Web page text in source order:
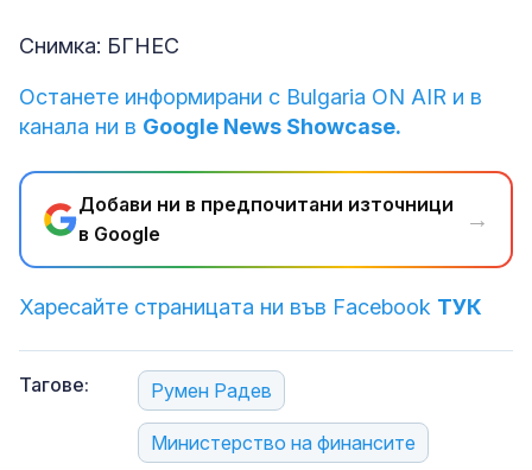
Снимка: БГНЕС
Останете информирани с Bulgaria ON AIR и в
канала ни в Google News Showcase.
Добави ни в предпочитани източници
в Google
→
Харесайте страницата ни във Facebook ТУК
Тагове: Румен Радев
Министерство на финансите